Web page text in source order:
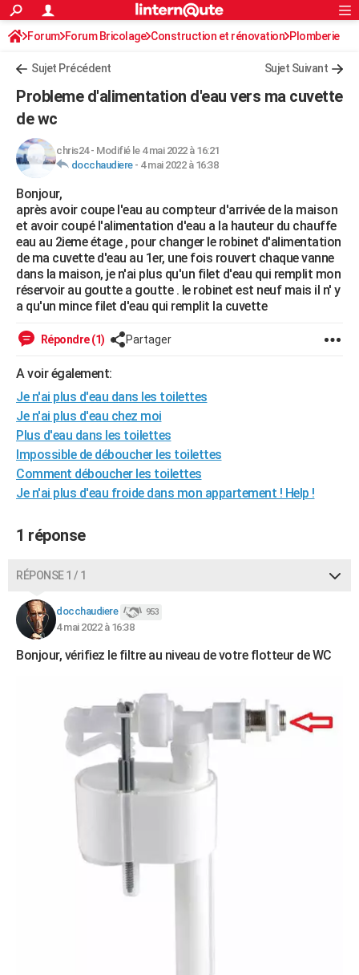
ACTUALITÉS
Politique
Société
Faits Divers
Education
Monde
Villes
+
Programme TV
TNTStreaming
Cinéma
Sorties cinéma
Musique
FINANCE
Retraite
Impôts
Epargne
Immobilier
Risques naturels par ville
Banque
Assurance
Crédit
AUTO
Essais
Réserver un essai
Citadines
Berlines
SUV
Forum auto
HIGH-TECH
Mobiles
Meilleur smartphone
Internet
Ordinateurs
Jeux vidéo
Guide high-tech
+BRICOLAGE
Forum
Aménagement intérieur
Extérieur
Cuisine
Salle de bains
Jardinage
Rangement
WEEK-END
Guides de France
Escapades
Patrimoine
Expositions
Musées
Week-end nature
+LIFESTYLE
Art de vivre
Bien-être
Loisirs
Mode
Modes de vie
SANTE
Alimentation
Guide de la santé
Maladies
Médicaments
Sommeil
VOYAGE
Destinations
City break
Voyage nature
Voyage de noces
Forum
Climat
+PHOTO
GUIDES D'ACHAT
BONS PLANS
CARTE DE VOEUX
Dictionnaire
Biographies
Citations
Expressions
Proverbes
PROGRAMME TV
COPAINS D'AVANT
S'inscrire
Se connecter
Lycées
Collèges
Primaires
Universités
Entreprises
Service militaire
Avis de recherche
AVIS DE DÉCÈS
FORUM
Rechercher
S'inscrire
Connexion
Forum Forum Bricolage Construction et rénovation Plomberie
Sujet Précédent Sujet Suivant
Probleme d'alimentation d'eau vers ma cuvette
de wc
chris24- Modifié le 4 mai 2022 à 16:21
docchaudiere- 4 mai 2022 à 16:38
Bonjour,
après avoir coupe l'eau au compteur d'arrivée de la maison
et avoir coupé l'alimentation d'eau a la hauteur du chauffe
eau au 2ieme étage , pour changer le robinet d'alimentation
de ma cuvette d'eau au 1er, une fois rouvert chaque vanne
dans la maison, je n'ai plus qu'un filet d'eau qui remplit mon
réservoir au goutte a goutte . le robinet est neuf mais il n' y
a qu'un mince filet d'eau qui remplit la cuvette
Répondre (1) Partager
A voir également:
Je n'ai plus d'eau dans les toilettes
Je n'ai plus d'eau chez moi
Plus d'eau dans les toilettes
Impossible de déboucher les toilettes
Comment déboucher les toilettes
Je n'ai plus d'eau froide dans mon appartement ! Help !
1 réponse
RÉPONSE 1 / 1
docchaudiere 953
4 mai 2022 à 16:38
Bonjour, vérifiez le filtre au niveau de votre flotteur de WC